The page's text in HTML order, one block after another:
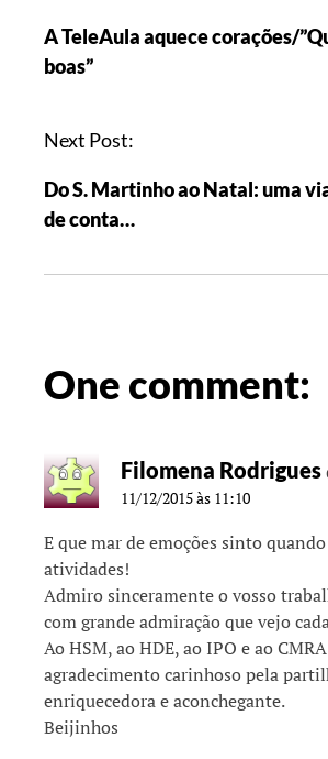
A TeleAula aquece corações/
boas”
Next Post:
Do S. Martinho ao Natal: uma
de conta…
One comment:
Filomena Rodrigues
11/12/2015 às 11:10
E que mar de emoções sinto
atividades!
Admiro sinceramente o vosso
com grande admiração que vejo
Ao HSM, ao HDE, ao IPO e ao
agradecimento carinhoso pela
enriquecedora e aconchegante.
Beijinhos